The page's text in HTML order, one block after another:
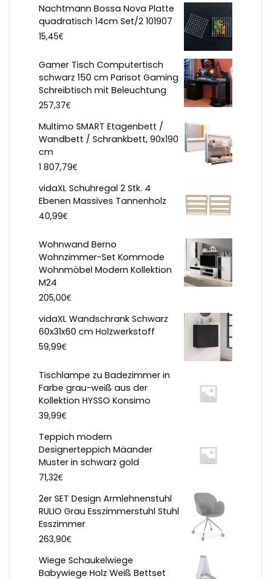
Nachtmann Bossa Nova Platte
quadratisch 14cm Set/2 101907
15,45€
Gamer Tisch Computertisch
schwarz 150 cm Parisot Gaming
Schreibtisch mit Beleuchtung
257,37€
Multimo SMART Etagenbett /
Wandbett / Schrankbett, 90x190
cm
1 807,79€
vidaXL Schuhregal 2 Stk. 4
Ebenen Massives Tannenholz
40,99€
Wohnwand Berno
Wohnzimmer-Set Kommode
Wohnmöbel Modern Kollektion
M24
205,00€
vidaXL Wandschrank Schwarz
60x31x60 cm Holzwerkstoff
59,99€
Tischlampe zu Badezimmer in
Farbe grau-weiß aus der
Kollektion HYSSO Konsimo
39,99€
Teppich modern
Designerteppich Mäander
Muster in schwarz gold
71,32€
2er SET Design Armlehnenstuhl
RULIO Grau Esszimmerstuhl Stuhl
Esszimmer
263,90€
Wiege Schaukelwiege
Babywiege Holz Weiß Bettset